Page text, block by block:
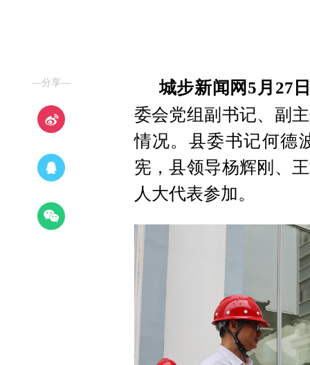
—分享—
城步新闻网5月27
委会党组副书记、副
情况。县委书记何德
宪，县领导杨辉刚、
人大代表参加。